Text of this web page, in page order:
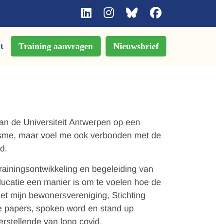
Training aanvragen Nieuwsbrief
de Universiteit Antwerpen op een
maar voel me ook verbonden met de
en begeleiding van
een manier is om te voelen hoe de
mijn bewonersvereniging, Stichting
spoken word en stand up
van long covid.